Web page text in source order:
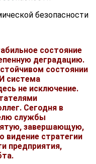
безопасности
состояние
деградацию.
состоянии
система
не исключение.
Сегодня в
службы
завершающую,
видение стратегии
предприятия,